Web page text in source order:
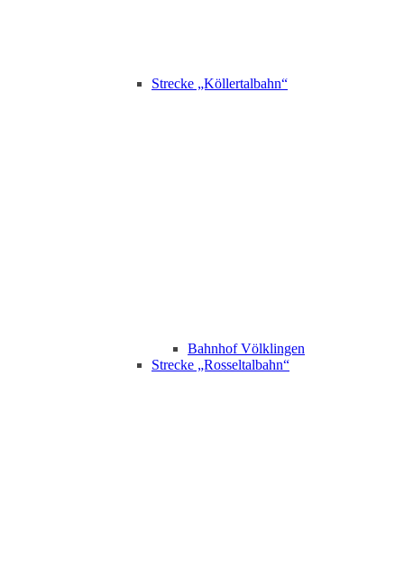
Strecke „Köllertalbahn“
Bahnhof Völklingen
Strecke „Rosseltalbahn“